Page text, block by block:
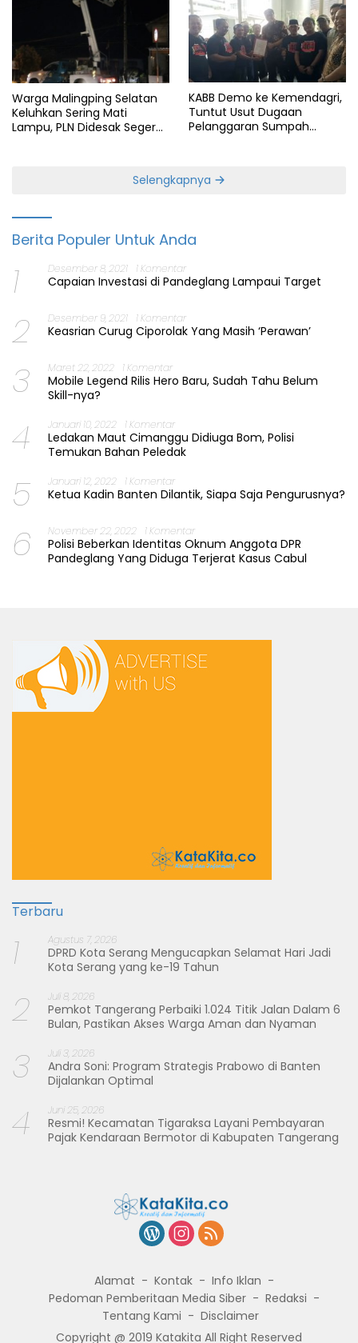
Warga Malingping Selatan
Keluhkan Sering Mati
Lampu, PLN Didesak Segera
KABB Demo ke Kemendagri,
Tuntut Usut Dugaan
Pelanggaran Sumpah
Selengkapnya
Berita Populer Untuk Anda
1 Desember 8, 2021 1 Komentar
Capaian Investasi di Pandeglang Lampaui Target
2 Desember 9, 2021 1 Komentar
Keasrian Curug Ciporolak Yang Masih ‘Perawan’
3 Maret 22, 2022 1 Komentar
Mobile Legend Rilis Hero Baru, Sudah Tahu Belum
Skill-nya?
4 Januari 10, 2022 1 Komentar
Ledakan Maut Cimanggu Didiuga Bom, Polisi
Temukan Bahan Peledak
5 Januari 12, 2022 1 Komentar
Ketua Kadin Banten Dilantik, Siapa Saja Pengurusnya?
6 November 22, 2022 1 Komentar
Polisi Beberkan Identitas Oknum Anggota DPR
Pandeglang Yang Diduga Terjerat Kasus Cabul
Terbaru
1 Agustus 7, 2026
DPRD Kota Serang Mengucapkan Selamat Hari Jadi
Kota Serang yang ke-19 Tahun
2 Juli 8, 2026
Pemkot Tangerang Perbaiki 1.024 Titik Jalan Dalam 6
Bulan, Pastikan Akses Warga Aman dan Nyaman
3 Juli 3, 2026
Andra Soni: Program Strategis Prabowo di Banten
Dijalankan Optimal
4 Juni 25, 2026
Resmi! Kecamatan Tigaraksa Layani Pembayaran
Pajak Kendaraan Bermotor di Kabupaten Tangerang
Alamat Kontak
Info Iklan
Pedoman Pemberitaan Media Siber
Redaksi
Tentang Kami
Disclaimer
Copyright @ 2019 Katakita All Right Reserved